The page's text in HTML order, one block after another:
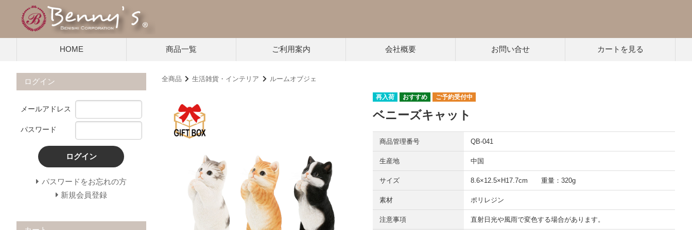
HOME 商品一覧 ご利用案内 会社概要 お問い合せ カートを見る
全商品 生活雑貨・インテリア ルームオブジェ
再入荷 ご予約受付中
ベニーズキャット
商品管理番号 QB-041
生産地 中国
サイズ 8.6×12.5×H17.7cm 重量：320g
素材 ポリレジン
注意事項 直射日光や風雨で変色する場合があります。
ログイン
メールアドレス
パスワード
ログイン
パスワードをお忘れの方
新規会員登録